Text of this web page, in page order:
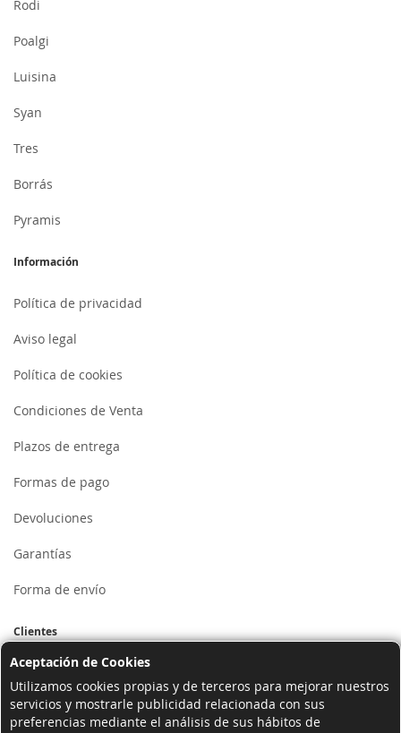
Aceptación de Cookies
Utilizamos cookies propias y de terceros para mejorar nuestros
servicios y mostrarle publicidad relacionada con sus
preferencias mediante el análisis de sus hábitos de
Rodi
Poalgi
Luisina
Syan
Tres
Borrás
Pyramis
Información
Política de privacidad
Aviso legal
Política de cookies
Condiciones de Venta
Plazos de entrega
Formas de pago
Devoluciones
Garantías
Forma de envío
Clientes
Mi cuenta
Registrarse